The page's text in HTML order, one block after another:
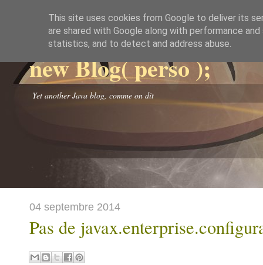
new Blog( perso );
Yet another Java blog, comme on dit
04 septembre 2014
Pas de
This site uses cookies from Google to deliver its
are shared with Google along with performance
statistics, and to detect and address abuse.